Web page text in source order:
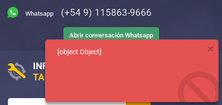
(+54 9) 115863-9666
Abrir conversación Whatsapp
[object Object]